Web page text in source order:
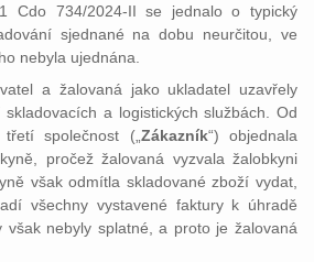
Cdo 734/2024-II se jednalo o typický
sjednané na dobu neurčitou, ve
nebyla ujednána.
a žalovaná jako ukladatel uzavřely
a logistických službách. Od
společnost („ Zákazník“) objednala
pročež žalovaná vyzvala žalobkyni
však odmítla skladované zboží vydat,
všechny vystavené faktury k úhradě
však nebyly splatné, a proto je žalovaná